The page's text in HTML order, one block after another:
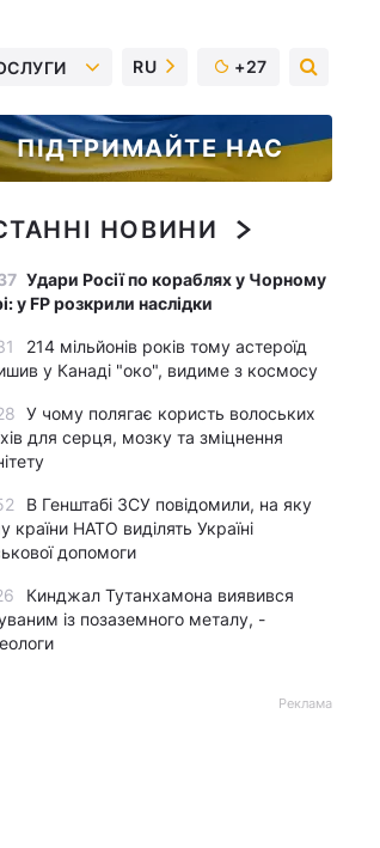
RU +27
ПІДТРИМАЙТЕ НАС
НОВИНИ
Удари Росії по кораблях у Чорному
у FP розкрили наслідки
214 мільйонів років тому астероїд
у Канаді "око", видиме з космосу
У чому полягає користь волоських
для серця, мозку та зміцнення
В Генштабі ЗСУ повідомили, на яку
країни НАТО виділять Україні
допомоги
Кинджал Тутанхамона виявився
із позаземного металу, -
Реклама